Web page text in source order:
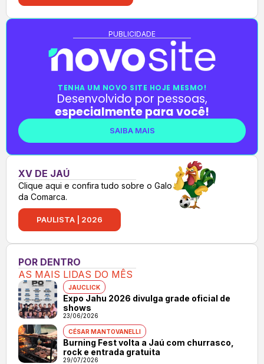
PUBLICIDADE
TENHA UM NOVO SITE HOJE MESMO!
Desenvolvido por pessoas,
especialmente para você!
SAIBA MAIS
XV DE JAÚ
Clique aqui e confira tudo sobre o Galo
da Comarca.
PAULISTA | 2026
POR DENTRO
AS MAIS LIDAS DO MÊS
JAUCLICK
Expo Jahu 2026 divulga grade oficial de
shows
23/06/2026
CÉSAR MANTOVANELLI
Burning Fest volta a Jaú com churrasco,
rock e entrada gratuita
29/07/2026